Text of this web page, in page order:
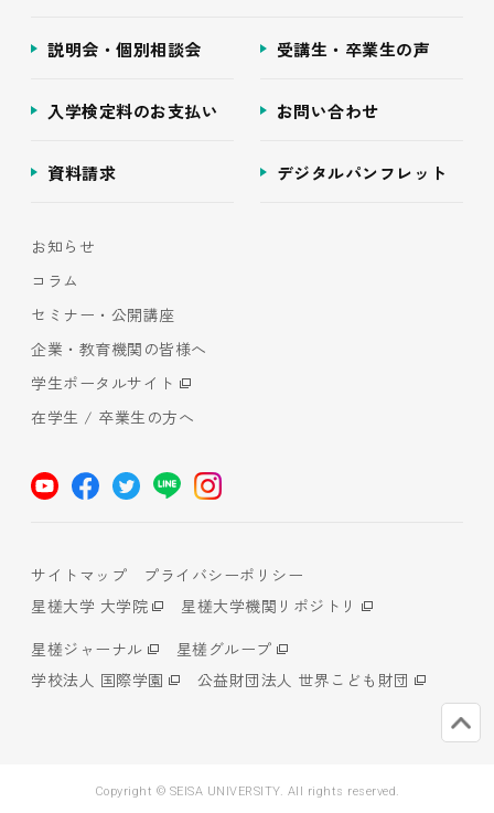
説明会・個別相談会 受講生・卒業生の声
入学検定料のお支払い お問い合わせ
資料請求 デジタルパンフレット
お知らせ
コラム
セミナー・公開講座
企業・教育機関の皆様へ
学生ポータルサイト
在学生 / 卒業生の方へ
サイトマップ
プライバシーポリシー
星槎大学 大学院
星槎大学機関リポジトリ
星槎ジャーナル
星槎グループ
学校法人 国際学園
公益財団法人 世界こども財団
Copyright © SEISA UNIVERSITY. All rights reserved.